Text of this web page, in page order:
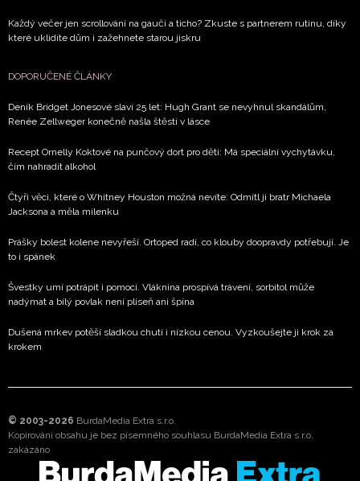
Každý večer jen scrollování na gauči a ticho? Zkuste s partnerem rutinu, díky
které uklidíte dům i zažehnete starou jiskru
DOPORUČENÉ ČLÁNKY
Deník Bridget Jonesové slaví 25 let: Hugh Grant se nevyhnul skandálům,
Renée Zellweger konečně našla štěstí v lásce
Recept Ornelly Koktové na punčový dort pro děti: Má speciální vychytávku,
čím nahradit alkohol
Čtyři věci, které o Whitney Houston možná nevíte: Odmítl ji bratr Michaela
Jacksona a měla milenku
Prášky bolest kolene nevyřeší. Ortoped radí, co klouby doopravdy potřebují. Je
to i spánek
Švestky umí potrápit i pomoci. Vláknina prospívá trávení, sorbitol může
nadýmat a bílý povlak není plíseň ani špína
Dušená mrkev potěší sladkou chutí i nízkou cenou. Vyzkoušejte ji krok za
krokem
© 2003-2026 BurdaMedia Extra s.r.o.
Kopírování obsahu je bez písemného souhlasu BurdaMedia Extra s.r.o.
zakázáno